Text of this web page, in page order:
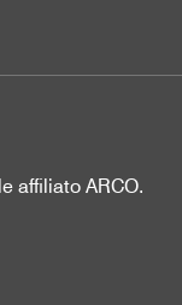
affiliato ARCO.